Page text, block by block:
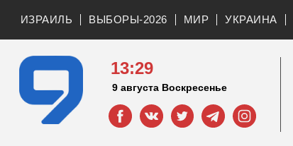
ИЗРАИЛЬ ВЫБОРЫ-2026 МИР УКРАИНА
13:29
9 августа Воскресенье